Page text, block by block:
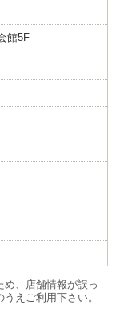
館5F
、店舗情報が誤っ
えご利用下さい。